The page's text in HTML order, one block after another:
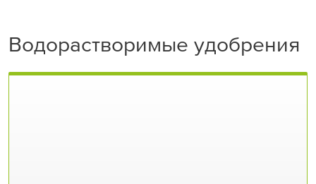
Водорастворимые удобрения